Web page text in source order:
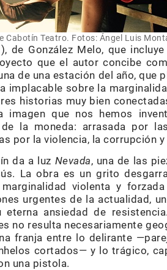
Cabotín Teatro. Fotos: Ángel Luis
de González Melo, que
que el autor concibe
de una estación del año, que
implacable sobre la
historias muy bien
imagen que nos hemos
la moneda: arrasada por
por la violencia, la corrupción
da a luz Nevada, una de las
La obra es un grito
violenta y
urgentes de la actualidad,
eterna ansiedad de
no resulta necesariamente
franja entre lo delirante
cortados— y lo trágico,
una pistola.